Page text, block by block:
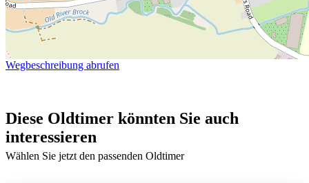
Wegbeschreibung abrufen
Diese Oldtimer könnten Sie auch
interessieren
Wählen Sie jetzt den passenden Oldtimer